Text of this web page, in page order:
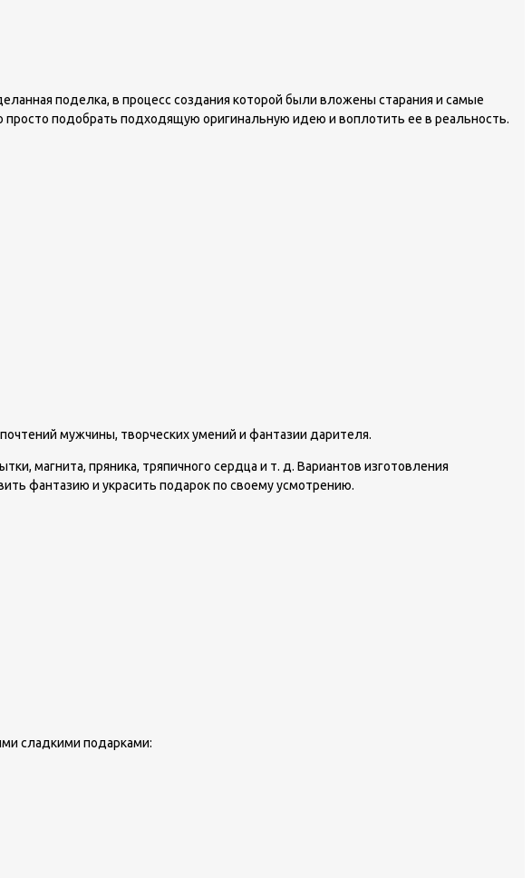
поделка, в процесс создания которой были вложены старания и самые
подобрать подходящую оригинальную идею и воплотить ее в реальность.
мужчины, творческих умений и фантазии дарителя.
магнита, пряника, тряпичного сердца и т. д. Вариантов изготовления
фантазию и украсить подарок по своему усмотрению.
сладкими подарками: